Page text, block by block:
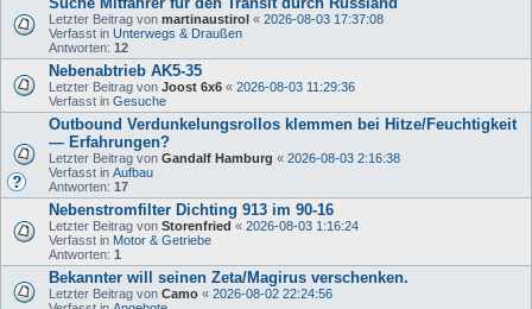
Letzter Beitrag von martinaustirol « 2026-08-03 17:37:08
Verfasst in Unterwegs & Draußen
Antworten: 12
Nebenabtrieb AK5-35
Letzter Beitrag von Joost 6x6 « 2026-08-03 11:29:36
Verfasst in Gesuche
Outbound Verdunkelungsrollos klemmen bei Hitze/Feuchtigkeit
— Erfahrungen?
Letzter Beitrag von Gandalf Hamburg « 2026-08-03 2:16:38
Verfasst in Aufbau
Antworten: 17
Nebenstromfilter Dichting 913 im 90-16
Letzter Beitrag von Storenfried « 2026-08-03 1:16:24
Verfasst in Motor & Getriebe
Antworten: 1
Bekannter will seinen Zeta/Magirus verschenken.
Letzter Beitrag von Camo « 2026-08-02 22:24:56